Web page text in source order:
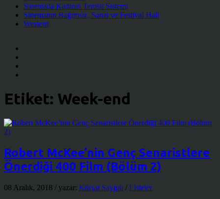
Sinemada Kadının Temsil Sistemi
Sinemanın Bağımsız, Sanat ve Festival Hali
Western
Etiket: Week-end
Robert McKee’nin Genç Senaristlere
Önerdiği 400 Film (Bölüm 2)
08 Aralık, 2018 / yazar: Kürşat Saygılı / Listeler